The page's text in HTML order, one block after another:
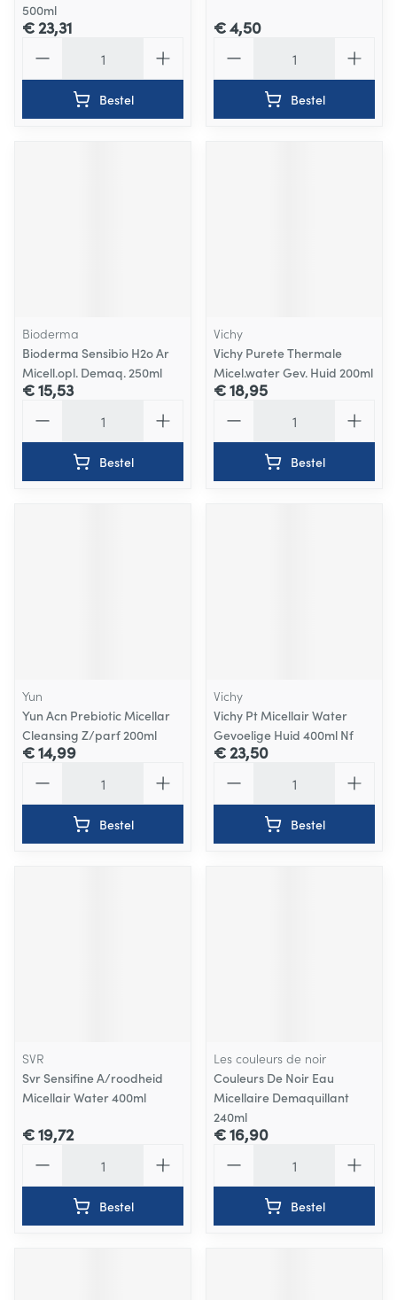
500ml
€ 23,31
Bestel
€ 4,50
Bestel
Bioderma
Bioderma Sensibio H2o Ar
Micell.opl. Demaq. 250ml
€ 15,53
Bestel
Vichy
Vichy Purete Thermale
Micel.water Gev. Huid 200ml
€ 18,95
Bestel
Yun
Yun Acn Prebiotic Micellar
Cleansing Z/parf 200ml
€ 14,99
Bestel
Vichy
Vichy Pt Micellair Water
Gevoelige Huid 400ml Nf
€ 23,50
Bestel
SVR
Svr Sensifine A/roodheid
Micellair Water 400ml
€ 19,72
Bestel
Les couleurs de noir
Couleurs De Noir Eau
Micellaire Demaquillant
240ml
€ 16,90
Bestel